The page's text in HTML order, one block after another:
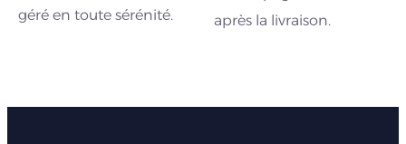
géré en toute sérénité.
après la livraison.